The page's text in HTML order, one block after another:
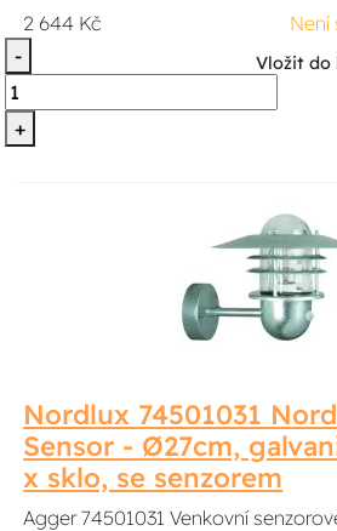
2 644 Kč
Není
-
+
Vložit do
Nordlux 74501031
Sensor - Ø27cm,
x sklo, se senzorem
Agger 74501031 Venkovní